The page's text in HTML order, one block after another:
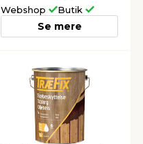
Webshop Butik
Se mere